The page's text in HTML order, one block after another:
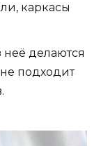
каркасы
делаются
подходит